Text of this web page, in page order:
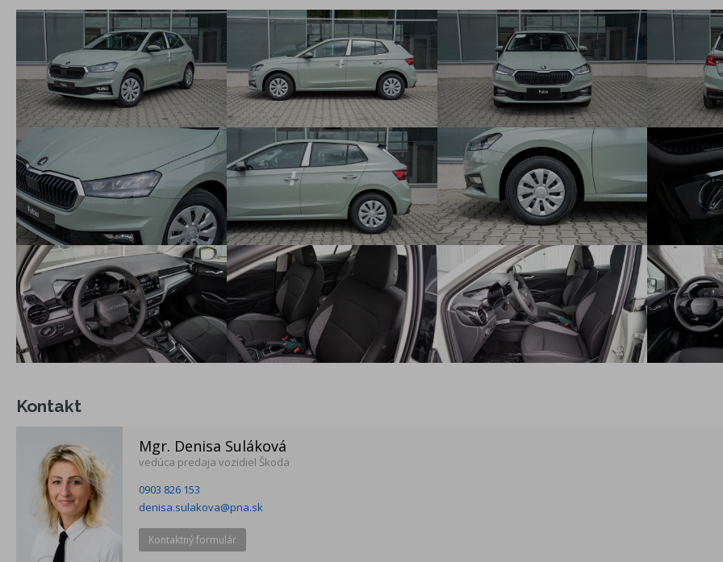
vodiča
LED hlavné svetlomety + LED denné svietenie
predné hmlové svetlomety
elektrické ovládanie okien vpredu
elektricky nastaviteľné a vyhrievané vonkajšie spätné zrkadlá
vo farbe vozidla
Čítanie dopravných značiek
2-ramenný PUR volant
8" virtuálny kokpit
zadné sedadlo nedelené, zadné operadlá delené a sklopné
60:40
Funkčný paket: 3 stropné madlá (zadné s háčikmi), slnečné
clony s Make-up zrkadlom na strane vodiča a spolujzadca,
schránka na okuliare, lampičky na čítanie vpredu a vzadu
Tyre Fit - súprava na opravu pneumatík
oceľové disky kolies 5,5J x 15" s krytmi CALLISTO (185/65
R15)
zadné kotúčové brzdy (len pre 1.0 TSI 85 kW)
Príplatková výbava
rezervné koleso (neplnohodnotné) pre 15" disky+zdvihák+kĺúč na kolesá
vyhrievané predné sedadlá
predĺžená záruka 5 rokov, 100 000 km
Kontakt
Mgr. Denisa Suláková
vedúca predaja vozidiel Škoda
0903 826 153
denisa.sulakova@pna.sk
Kontaktný formulár